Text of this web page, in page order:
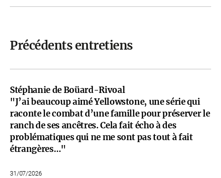
Précédents entretiens
Stéphanie de Boüard-Rivoal
"J’ai beaucoup aimé Yellowstone, une série qui
raconte le combat d’une famille pour préserver le
ranch de ses ancêtres. Cela fait écho à des
problématiques qui ne me sont pas tout à fait
étrangères…"
31/07/2026